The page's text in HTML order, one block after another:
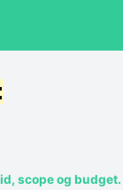
scope og budget.